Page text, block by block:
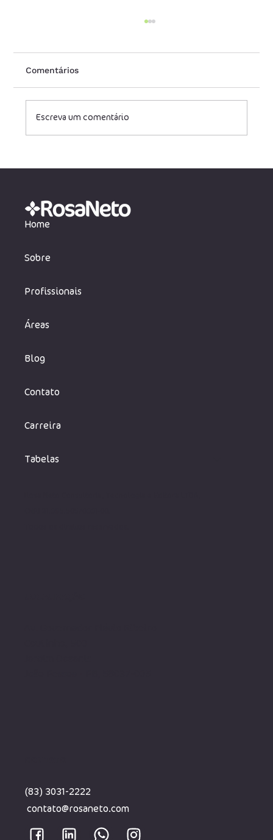
Comentários
Escreva um comentário
Home
Sobre
Profissionais
Áreas
Blog
Contato
Carreira
Tabelas
(83) 3031-2222
contato@rosaneto.com